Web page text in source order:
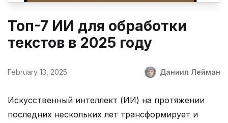
Топ-7 ИИ для обработки
текстов в 2025 году
February 13, 2025 Даниил Лейман
Искусственный интеллект (ИИ) на протяжении
последних нескольких лет трансформирует и